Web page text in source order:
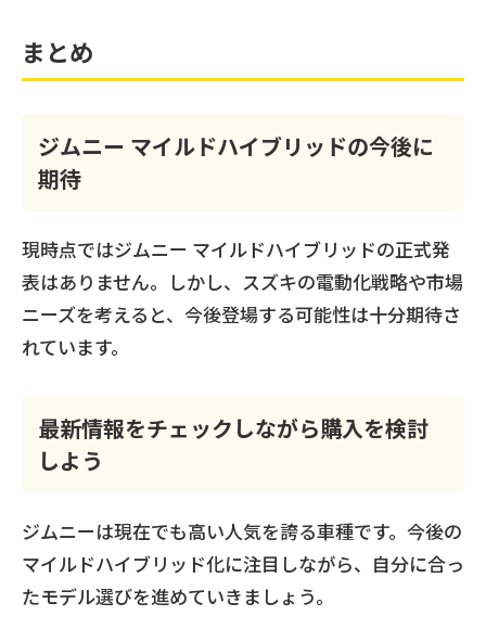
まとめ
ジムニー マイルドハイブリッドの今後に
期待
現時点ではジムニー マイルドハイブリッドの正式発
表はありません。しかし、スズキの電動化戦略や市場
ニーズを考えると、今後登場する可能性は十分期待さ
れています。
最新情報をチェックしながら購入を検討
しよう
ジムニーは現在でも高い人気を誇る車種です。今後の
マイルドハイブリッド化に注目しながら、自分に合っ
たモデル選びを進めていきましょう。